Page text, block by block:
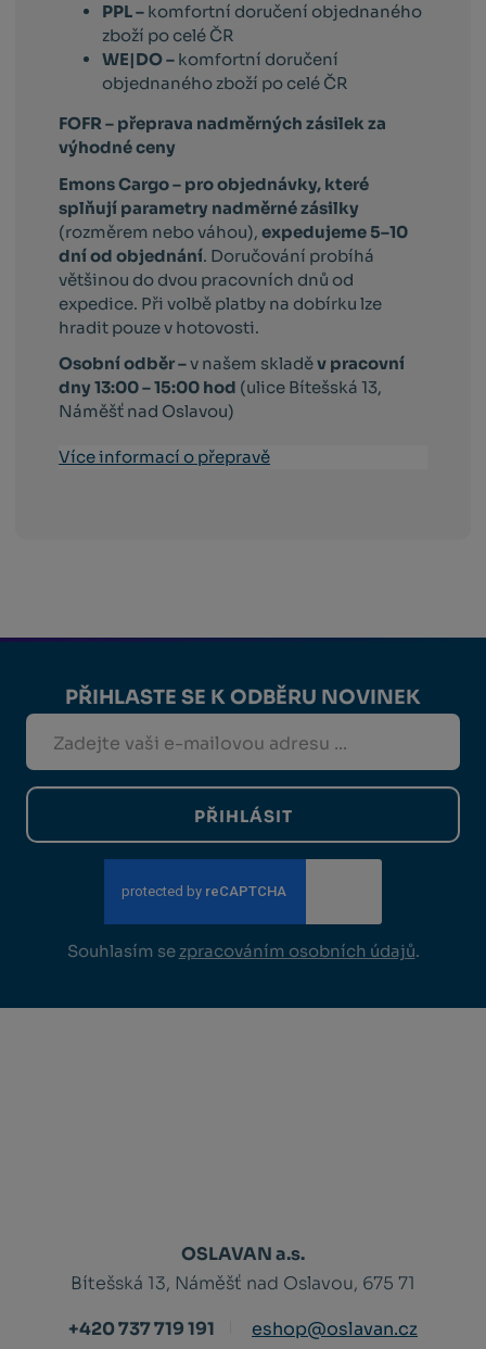
PPL – komfortní doručení objednaného
zboží po celé ČR
WE|DO – komfortní doručení
objednaného zboží po celé ČR
FOFR – přeprava nadměrných zásilek za
výhodné ceny
Emons Cargo – pro objednávky, které
splňují parametry nadměrné zásilky
(rozměrem nebo váhou),expedujeme 5–10
dní od objednání. Doručování probíhá
většinou do dvou pracovních dnů od
expedice. Při volbě platby na dobírku lze
hradit pouze v hotovosti.
Osobní odběr –v našem skladěv pracovní
dny 13:00 – 15:00 hod (ulice Bítešská 13,
Náměšť nad Oslavou)
Více informací o přepravě
PŘIHLASTE SE K ODBĚRU NOVINEK
PŘIHLÁSIT
Souhlasím se zpracováním osobních údajů.
OSLAVAN a.s.
Bítešská 13, Náměšť nad Oslavou, 675 71
+420 737 719 191
eshop@oslavan.cz